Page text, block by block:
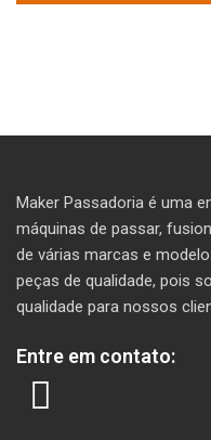
Maker Passadoria é uma
máquinas de passar,
de várias marcas e
peças de qualidade, pois
qualidade para nossos
Entre em contato: